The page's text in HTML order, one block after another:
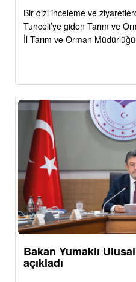
Bir dizi inceleme ve
Tunceli’ye giden Tarım ve
İl Tarım ve Orman
Bakan Yumaklı
açıkladı